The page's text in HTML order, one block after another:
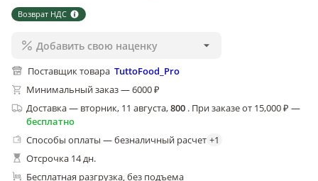
Возврат НДС
Добавить свою наценку
Поставщик товара TuttoFood_Pro
Минимальный заказ — 6000 ₽
Доставка— вторник, 11 августа,800 . При заказе от 15,000 ₽ —
бесплатно
Способы оплаты — безналичный расчет +1
Отсрочка 14 дн.
Бесплатная разгрузка, без подъема